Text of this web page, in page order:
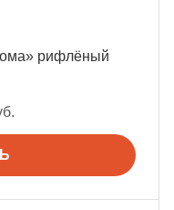
рифлёный